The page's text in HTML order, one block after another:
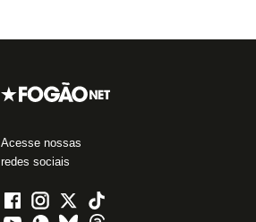
Acesse nossas
redes sociais